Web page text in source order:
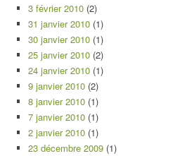
3 février 2010 (2)
31 janvier 2010 (1)
30 janvier 2010 (1)
25 janvier 2010 (2)
24 janvier 2010 (1)
9 janvier 2010 (2)
8 janvier 2010 (1)
7 janvier 2010 (1)
2 janvier 2010 (1)
23 décembre 2009 (1)